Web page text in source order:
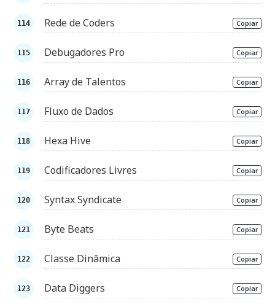
Rede de Coders Copiar
Debugadores Pro Copiar
Array de Talentos Copiar
Fluxo de Dados Copiar
Hexa Hive Copiar
Codificadores Livres Copiar
Syntax Syndicate Copiar
Byte Beats Copiar
Classe Dinâmica Copiar
Data Diggers Copiar